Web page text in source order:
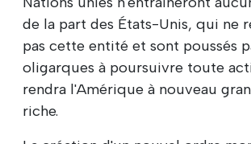
de la part des États-Unis, qui ne
pas cette entité et sont poussés
oligarques à poursuivre toute
rendra l'Amérique à nouveau
riche.